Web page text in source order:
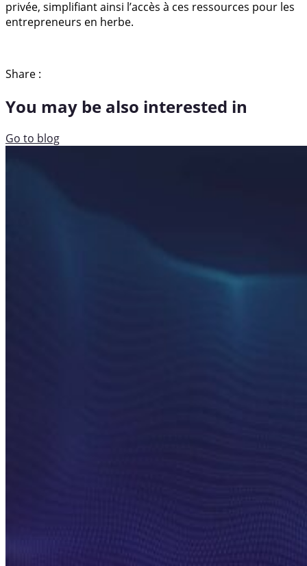
privée, simplifiant ainsi l’accès à ces ressources pour les
entrepreneurs en herbe.
Share :
You may be also interested in
Go to blog